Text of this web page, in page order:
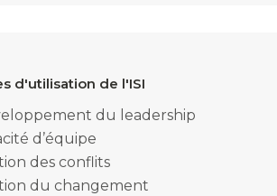
d'utilisation de l'ISI
du leadership
d’équipe
des conflits
du changement